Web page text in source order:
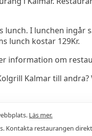
lunch. I lunchen ingår
lunch kostar 129Kr.
information om
Kalmar till andra?
Läs mer.
Kontakta restaurangen